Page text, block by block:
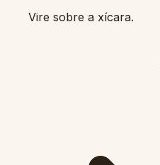
Vire sobre a xícara.